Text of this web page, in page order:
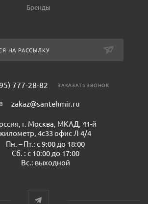
Бренды
НА РАССЫЛКУ
777-28-82 ЗАКАЗАТЬ ЗВОНОК
zakaz@santehmir.ru
г. Москва, МКАД, 41-й
километр, 4с33 офис Л 4/4
Пн. – Пт.: с 9:00 до 18:00
Сб. : с 10:00 до 17:00
Вс.: выходной